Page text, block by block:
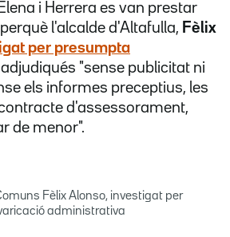
i Herrera es van prestar
l'alcalde d'Altafulla, Fèlix
per presumpta
adjudiqués "sense publicitat ni
els informes preceptius, les
d'assessorament,
de menor".
Fèlix Alonso, investigat per
administrativa